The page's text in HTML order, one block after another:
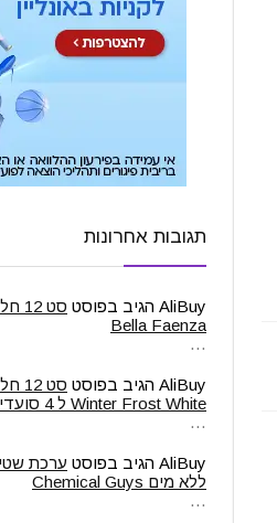
תגובות אחרונות
AliBuy הגיב בפוסט
Bella Faenza
…
AliBuy הגיב בפוסט
Winter Frost White ל 4 סועדים
…
AliBuy הגיב בפוסט ערכת
ללא מים Chemical Guys
…